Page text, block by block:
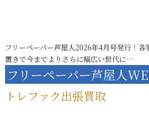
フリーペーパー芦屋人2026年4月号発行！
置きで今までよりさらに幅広い世代に…
フリーペーパー芦屋人
トレファク出張買取